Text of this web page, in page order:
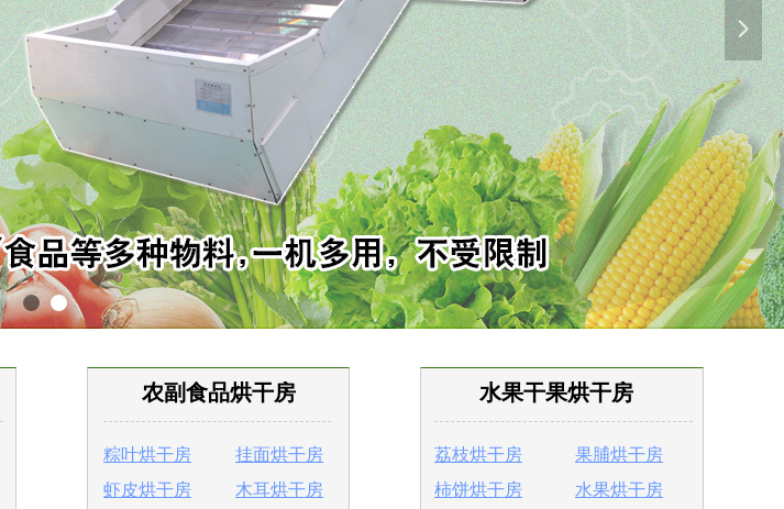
넲
水果干果烘干房
荔枝烘干房
果脯烘干房
柿饼烘干房
水果烘干房
农副食品烘干房
粽叶烘干房
挂面烘干房
虾皮烘干房
木耳烘干房